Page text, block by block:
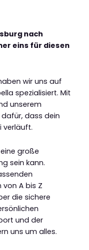
nach
eins für diesen
wir uns auf
spezialisiert. Mit
unserem
dass dein
verläuft.
große
sein kann.
von A bis Z
die sichere
und der
uns um alles.